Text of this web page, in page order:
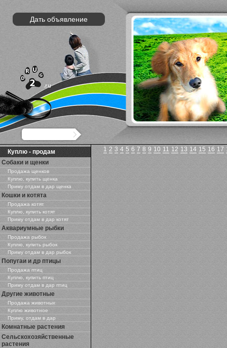
Дать объявление
1 2 3 4 5 6 7 8 9 10 11 12 13 14 15 16 17
Куплю - продам
Собаки и щенки
Продажа щенков
Куплю, купить щенка
Приму отдам в дар щенка
Кошки и котята
Продажа котят
Куплю, купить котят
Приму отдам в дар котят
Аквариумные рыбки
Продажа рыбок
Куплю, купить рыбок
Приму отдам в дар рыбок
Попугаи и др птицы
Продажа птиц
Куплю, купить птиц
Приму отдам в дар птиц
Другие животные
Продажа животных
Куплю животное
Приму, отдам в дар
Комнатные растения
Сельскохозяйственные
растения